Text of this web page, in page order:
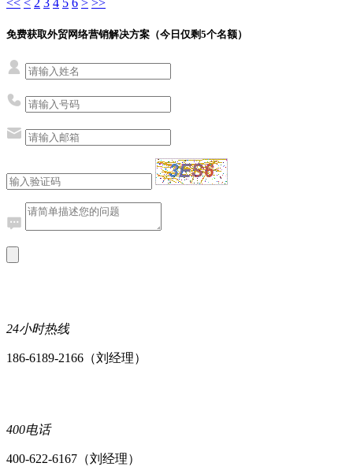
免费获取外贸网络营销解决方案（今日仅剩5个名额）
24小时热线
186-6189-2166（刘经理）
400电话
400-622-6167（刘经理）